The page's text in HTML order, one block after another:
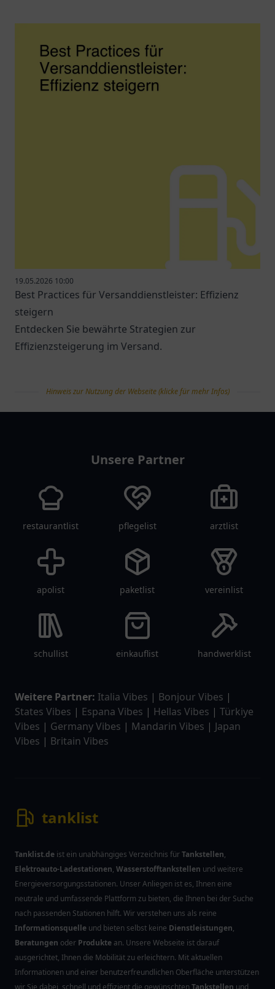
19.05.2026 10:00
Best Practices für Versanddienstleister: Effizienz
steigern
Entdecken Sie bewährte Strategien zur
Effizienzsteigerung im Versand.
Hinweis zur Nutzung der Webseite (klicke für mehr Infos)
Unsere Partner
restaurantlist pflegelist arztlist
apolist paketlist vereinlist
schullist einkauflist handwerklist
Weitere Partner: Italia Vibes | Bonjour Vibes |
States Vibes | Espana Vibes | Hellas Vibes | Türkiye
Vibes | Germany Vibes | Mandarin Vibes | Japan
Vibes | Britain Vibes
tanklist
Tanklist.de ist ein unabhängiges Verzeichnis fürTankstellen,
Elektroauto-Ladestationen, Wasserstofftankstellen und weitere
Energieversorgungsstationen. Unser Anliegen ist es, Ihnen eine
neutrale und umfassende Plattform zu bieten, die Ihnen bei der Suche
nach passenden Stationen hilft. Wir verstehen uns als reine
Informationsquelle und bieten selbst keine Dienstleistungen,
Beratungen oder Produkte an. Unsere Webseite ist darauf
ausgerichtet, Ihnen die Mobilität zu erleichtern. Mit aktuellen
Informationen und einer benutzerfreundlichen Oberfläche unterstützen
wir Sie dabei, schnell und effizient die gewünschtenTankstellen und